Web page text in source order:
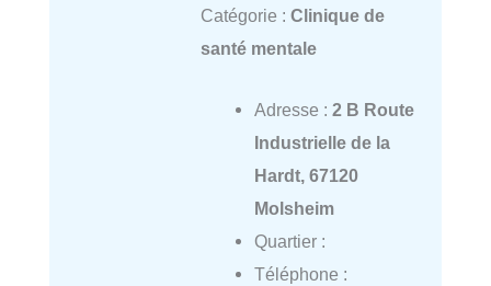
Catégorie : Clinique de
santé mentale
Adresse : 2 B Route
Industrielle de la
Hardt, 67120
Molsheim
Quartier :
Téléphone :